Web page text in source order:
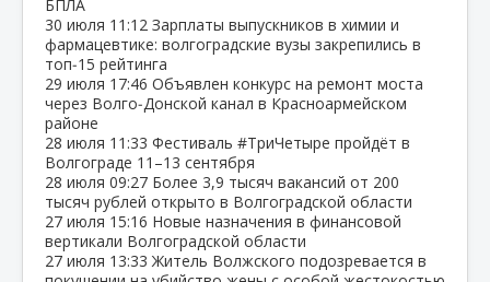
БПЛА
30 июля 11:12 Зарплаты выпускников в химии и
фармацевтике: волгоградские вузы закрепились в
топ‑15 рейтинга
29 июля 17:46 Объявлен конкурс на ремонт моста
через Волго‑Донской канал в Красноармейском
районе
28 июля 11:33 Фестиваль #ТриЧетыре пройдёт в
Волгограде 11–13 сентября
28 июля 09:27 Более 3,9 тысяч вакансий от 200
тысяч рублей открыто в Волгоградской области
27 июля 15:16 Новые назначения в финансовой
вертикали Волгоградской области
27 июля 13:33 Житель Волжского подозревается в